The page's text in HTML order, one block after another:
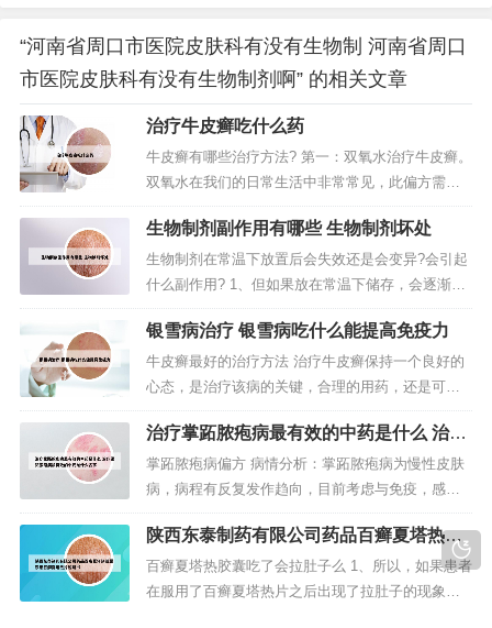
“河南省周口市医院皮肤科有没有生物制 河南省周口
市医院皮肤科有没有生物制剂啊” 的相关文章
治疗牛皮癣吃什么药
牛皮癣有哪些治疗方法? 第一：双氧水治疗牛皮癣。
双氧水在我们的日常生活中非常常见，此偏方需要
将双氧水稀释，在双氧水中兑入一半水，然后将液
体涂抹在牛皮癣患处。每天涂抹2至3次。此液体有
一定腐蚀性，使用需注意。第二：大蒜治疗牛皮
癣。轻症病人以局部治疗为主。去除诱发因素，如
慢性扁桃腺炎、上呼吸道感染。有明...
生物制剂副作用有哪些 生物制剂坏处
生物制剂在常温下放置后会失效还是会变异?会引起
什么副作用? 1、但如果放在常温下储存，会逐渐失
去活性，而一旦失去活性，就会导致降低血糖的功
能下降。另外，司美格鲁肽未开封一定要冷藏储
存，不要冷冻，因为放到冷冻层可能会导致成分变
质，减弱其降糖的作用。2、只要在室温下存放即
可。因为糖类制剂在温度过低的环境...
银雪病治疗 银雪病吃什么能提高免疫力
牛皮癣最好的治疗方法 治疗牛皮癣保持一个良好的
心态，是治疗该病的关键，合理的用药，还是可以
降低其复发几率的。用药时应注意：不可片面追求
近期疗效。西医治疗虽然快捷，但是容易复发。选
用中医治疗比较好。第一：双氧水治疗牛皮癣。双
氧水在我们的日常生活中非常常见，此偏方需要将
双氧水稀释，在双氧水中兑入一半水，...
治疗掌跖脓疱病最有效的中药是什么 治疗
掌跖脓疱病最有效的中药是什么名字
掌跖脓疱病偏方 病情分析：掌跖脓疱病为慢性皮肤
病，病程有反复发作趋向，目前考虑与免疫，感
染，局部过敏有关。---专业症状说明如下：周期性
地出现深在的小脓疱，伴有不同程度瘙痒，夏季出
汗增多时、植物神经功能紊乱时，以及月经前期会
加重。这种病就叫做掌跖脓疱病。笔者为掌跖脓疱
陕西东泰制药有限公司药品百癣夏塔热胶
囊 东泰百癣夏塔热片说明书
百癣夏塔热胶囊吃了会拉肚子么 1、所以，如果患者
在服用了百癣夏塔热片之后出现了拉肚子的现象，